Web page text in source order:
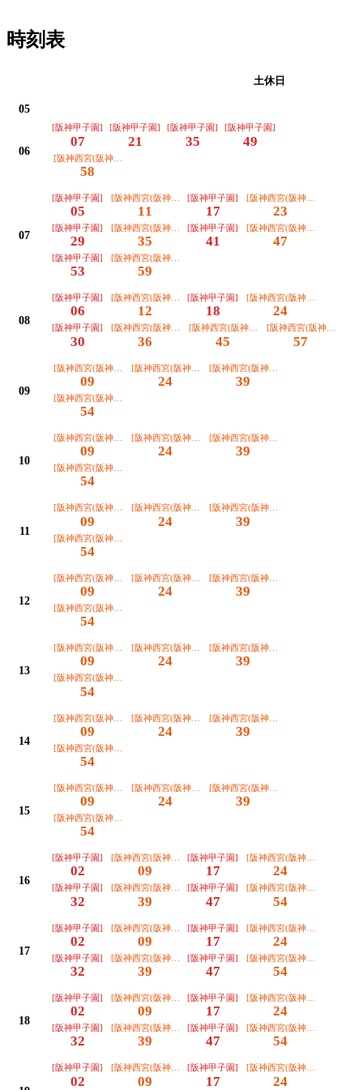
時刻表
土休日
05
06
[阪神甲子園]
07
[阪神甲子園]
21
[阪神甲子園]
35
[阪神甲子園]
49
[阪神西宮(阪神甲子園経由)]
58
07
[阪神甲子園]
05
[阪神西宮(阪神甲子園経由)]
11
[阪神甲子園]
17
[阪神西宮(阪神甲子園経由)]
23
[阪神甲子園]
29
[阪神西宮(阪神甲子園経由)]
35
[阪神甲子園]
41
[阪神西宮(阪神甲子園経由)]
47
[阪神甲子園]
53
[阪神西宮(阪神甲子園経由)]
59
08
[阪神甲子園]
06
[阪神西宮(阪神甲子園経由)]
12
[阪神甲子園]
18
[阪神西宮(阪神甲子園経由)]
24
[阪神甲子園]
30
[阪神西宮(阪神甲子園経由)]
36
[阪神西宮(阪神甲子園経由)]
45
[阪神西宮(阪神甲子園
57
09
[阪神西宮(阪神甲子園経由)]
09
[阪神西宮(阪神甲子園経由)]
24
[阪神西宮(阪神甲子園経由)]
39
[阪神西宮(阪神甲子園経由)]
54
10
[阪神西宮(阪神甲子園経由)]
09
[阪神西宮(阪神甲子園経由)]
24
[阪神西宮(阪神甲子園経由)]
39
[阪神西宮(阪神甲子園経由)]
54
11
[阪神西宮(阪神甲子園経由)]
09
[阪神西宮(阪神甲子園経由)]
24
[阪神西宮(阪神甲子園経由)]
39
[阪神西宮(阪神甲子園経由)]
54
12
[阪神西宮(阪神甲子園経由)]
09
[阪神西宮(阪神甲子園経由)]
24
[阪神西宮(阪神甲子園経由)]
39
[阪神西宮(阪神甲子園経由)]
54
13
[阪神西宮(阪神甲子園経由)]
09
[阪神西宮(阪神甲子園経由)]
24
[阪神西宮(阪神甲子園経由)]
39
[阪神西宮(阪神甲子園経由)]
54
14
[阪神西宮(阪神甲子園経由)]
09
[阪神西宮(阪神甲子園経由)]
24
[阪神西宮(阪神甲子園経由)]
39
[阪神西宮(阪神甲子園経由)]
54
15
[阪神西宮(阪神甲子園経由)]
09
[阪神西宮(阪神甲子園経由)]
24
[阪神西宮(阪神甲子園経由)]
39
[阪神西宮(阪神甲子園経由)]
54
16
[阪神甲子園]
02
[阪神西宮(阪神甲子園経由)]
09
[阪神甲子園]
17
[阪神西宮(阪神甲子園経由)]
24
[阪神甲子園]
32
[阪神西宮(阪神甲子園経由)]
39
[阪神甲子園]
47
[阪神西宮(阪神甲子園経由)]
54
17
[阪神甲子園]
02
[阪神西宮(阪神甲子園経由)]
09
[阪神甲子園]
17
[阪神西宮(阪神甲子園経由)]
24
[阪神甲子園]
32
[阪神西宮(阪神甲子園経由)]
39
[阪神甲子園]
47
[阪神西宮(阪神甲子園経由)]
54
18
[阪神甲子園]
02
[阪神西宮(阪神甲子園経由)]
09
[阪神甲子園]
17
[阪神西宮(阪神甲子園経由)]
24
[阪神甲子園]
32
[阪神西宮(阪神甲子園経由)]
39
[阪神甲子園]
47
[阪神西宮(阪神甲子園経由)]
54
[阪神甲子園]
02
[阪神西宮(阪神甲子園経由)]
09
[阪神甲子園]
17
[阪神西宮(阪神甲子園経由)]
24